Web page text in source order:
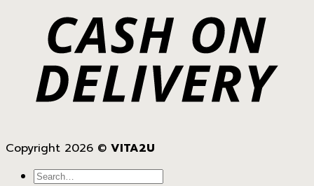
Copyright 2026 © VITA2U
Search